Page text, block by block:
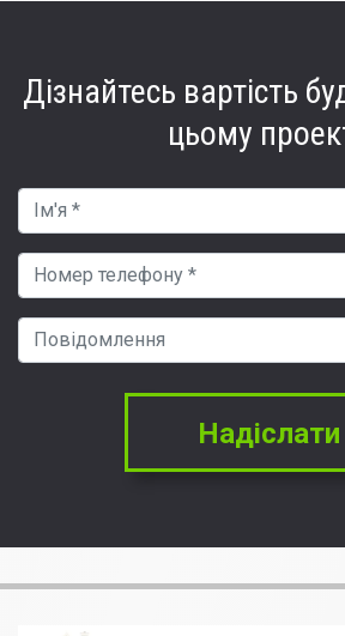
Дізнайтесь вартість
цьому